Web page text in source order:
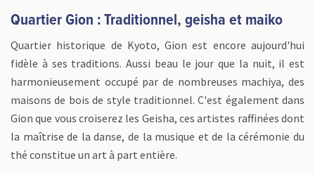
Quartier Gion : Traditionnel, geisha et maiko
Quartier historique de Kyoto, Gion est encore aujourd'hui
fidèle à ses traditions. Aussi beau le jour que la nuit, il est
harmonieusement occupé par de nombreuses machiya, des
maisons de bois de style traditionnel. C'est également dans
Gion que vous croiserez les Geisha, ces artistes raffinées dont
la maîtrise de la danse, de la musique et de la cérémonie du
thé constitue un art à part entière.